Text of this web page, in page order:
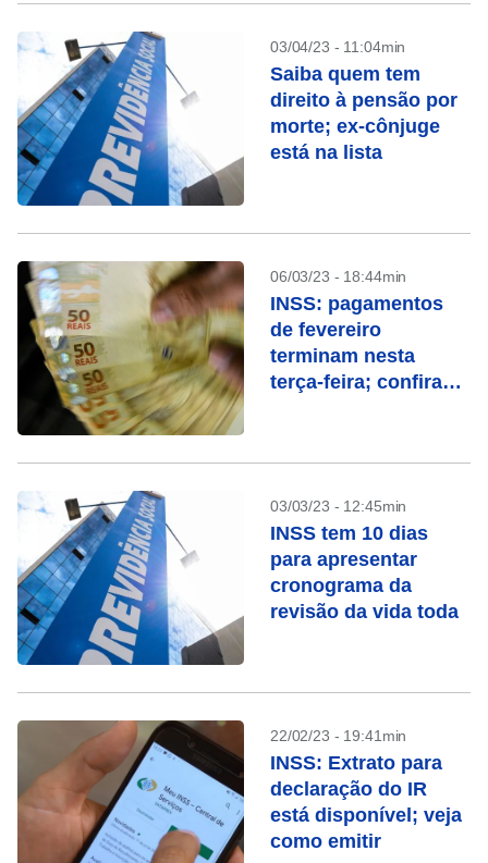
03/04/23 - 11:04min
Saiba quem tem
direito à pensão por
morte; ex-cônjuge
está na lista
06/03/23 - 18:44min
INSS: pagamentos
de fevereiro
terminam nesta
terça-feira; confira
03/03/23 - 12:45min
INSS tem 10 dias
para apresentar
cronograma da
revisão da vida toda
22/02/23 - 19:41min
INSS: Extrato para
declaração do IR
está disponível; veja
como emitir